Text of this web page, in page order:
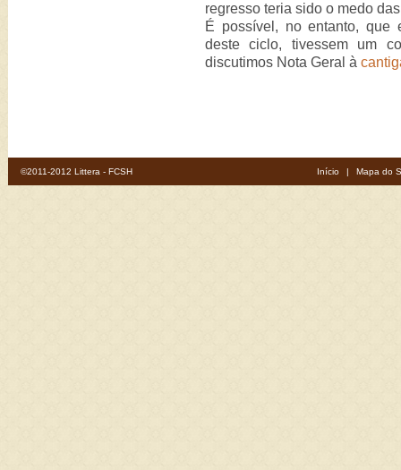
regresso teria sido o medo
É possível, no entanto, que
deste ciclo, tivessem um
discutimos Nota Geral à
©2011-2012 Littera - FCSH Início | Mapa do